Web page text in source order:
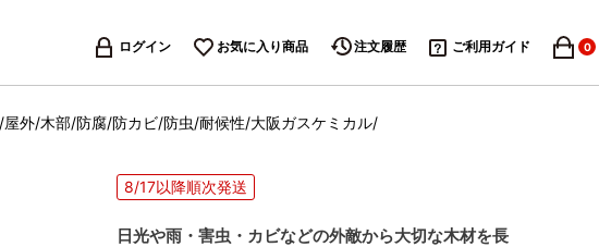
ログイン お気に入り商品 注文履歴 ご利用ガイド 0
外/木部/防腐/防カビ/防虫/耐候性/大阪ガスケミカル/
8/17以降順次発送
日光や雨・害虫・カビなどの外敵から大切な木材を長